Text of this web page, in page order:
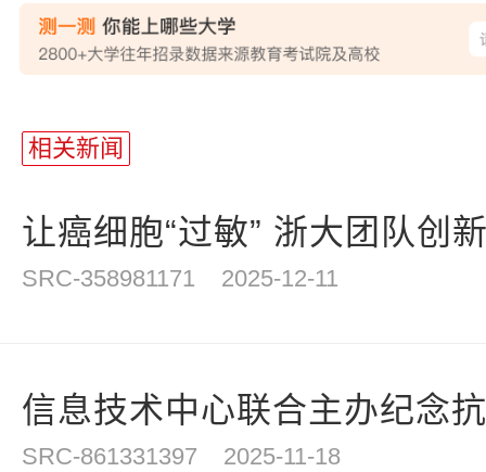
相关新闻
让癌细胞“过敏” 浙大团队创
SRC-358981171 2025-12-11
信息技术中心联合主办纪念
SRC-861331397 2025-11-18